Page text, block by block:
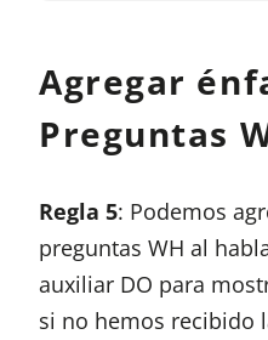
Agregar
Preguntas
Regla 5: Podemos
preguntas WH al
auxiliar DO para
si no hemos recibido